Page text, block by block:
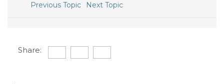
Previous Topic Next Topic
Share: